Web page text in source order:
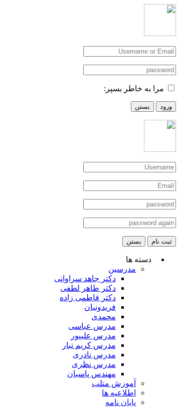
مرا به خاطر بسپر:
ورود بستن
ثبت نام بستن
دسته ها
مدرسین
دکتر جاهد سراوانی
دکتر طاهر لطفی
دکتر فاطمی زاده
فریدونیان
محمدی
مدرس عباسی
مدرس علیپور
مدرس کریم تبار
مدرس نادری
مدرس نظری
مهندس پاسبان
آموزش متلب
اطلاعیه ها
پایان نامه